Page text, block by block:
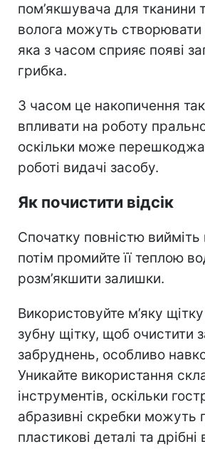
пом’якшувача для тканини
волога можуть створювати
яка з часом сприяє появі
грибка.
З часом це накопичення
впливати на роботу
оскільки може
роботі видачі засобу.
Як почистити відсік
Спочатку повністю
потім промийте її теплою
розм’якшити залишки.
Використовуйте м’яку
зубну щітку, щоб очистити
забруднень, особливо
Уникайте використання
інструментів, оскільки
абразивні скребки можуть
пластикові деталі та дрібні